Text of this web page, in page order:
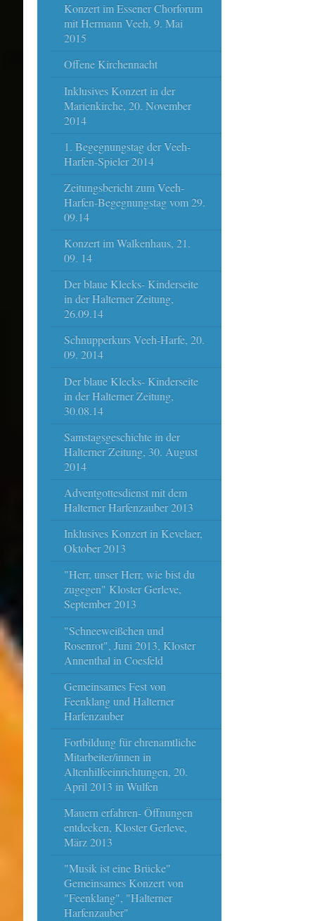
Konzert im Essener Chorforum
mit Hermann Veeh, 9. Mai
2015
Offene Kirchennacht
Inklusives Konzert in der
Marienkirche, 20. November
2014
1. Begegnungstag der Veeh-
Harfen-Spieler 2014
Zeitungsbericht zum Veeh-
Harfen-Begegnungstag vom 29.
09.14
Konzert im Walkenhaus, 21.
09. 14
Der blaue Klecks- Kinderseite
in der Halterner Zeitung,
26.09.14
Schnupperkurs Veeh-Harfe, 20.
09. 2014
Der blaue Klecks- Kinderseite
in der Halterner Zeitung,
30.08.14
Samstagsgeschichte in der
Halterner Zeitung, 30. August
2014
Adventgottesdienst mit dem
Halterner Harfenzauber 2013
Inklusives Konzert in Kevelaer,
Oktober 2013
"Herr, unser Herr, wie bist du
zugegen" Kloster Gerleve,
September 2013
"Schneeweißchen und
Rosenrot", Juni 2013, Kloster
Annenthal in Coesfeld
Gemeinsames Fest von
Feenklang und Halterner
Harfenzauber
Fortbildung für ehrenamtliche
Mitarbeiter/innen in
Altenhilfeeinrichtungen, 20.
April 2013 in Wulfen
Mauern erfahren- Öffnungen
entdecken, Kloster Gerleve,
März 2013
"Musik ist eine Brücke"
Gemeinsames Konzert von
"Feenklang", "Halterner
Harfenzauber"